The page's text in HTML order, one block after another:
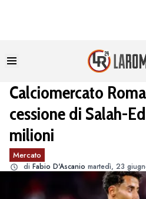
Calciomercato
cessione di Salah-
milioni
Mercato
di Fabio D'Ascanio martedì, 23